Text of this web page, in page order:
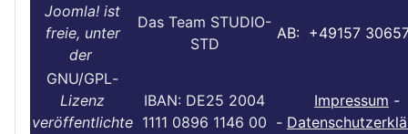
Joomla! ist
freie, unter
der
Das Team STUDIO-
STD
AB: +49157
GNU/GPL-
Lizenz
veröffentlichte
IBAN: DE25 2004
1111 0896 1146 00
Impressum -
-